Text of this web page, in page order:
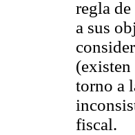
regla
a sus
(existen
torno a
fiscal.